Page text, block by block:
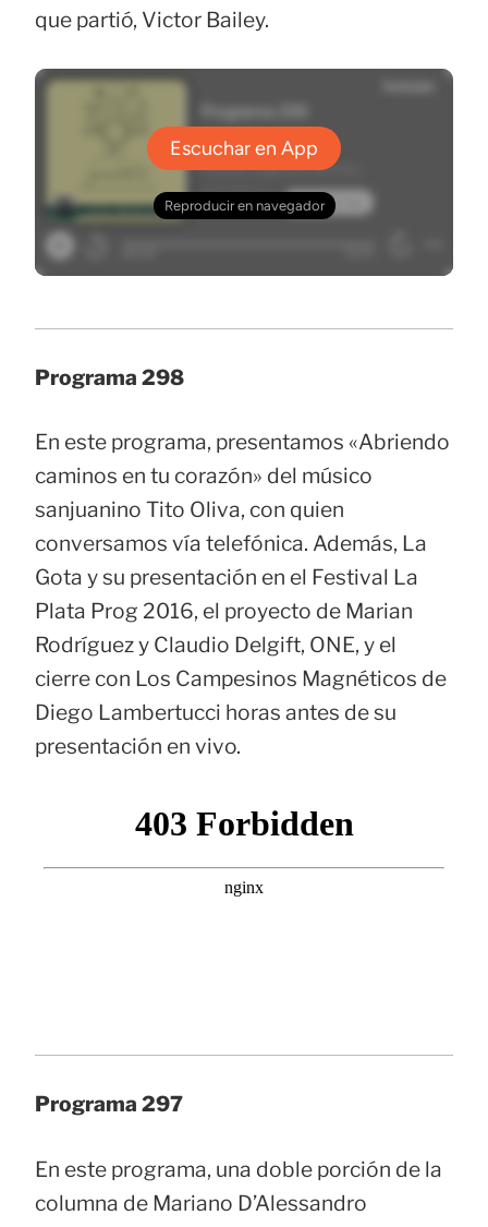
que partió, Victor Bailey.
Programa 298
En este programa, presentamos «Abriendo
caminos en tu corazón» del músico
sanjuanino Tito Oliva, con quien
conversamos vía telefónica. Además, La
Gota y su presentación en el Festival La
Plata Prog 2016, el proyecto de Marian
Rodríguez y Claudio Delgift, ONE, y el
cierre con Los Campesinos Magnéticos de
Diego Lambertucci horas antes de su
presentación en vivo.
Programa 297
En este programa, una doble porción de la
columna de Mariano D’Alessandro